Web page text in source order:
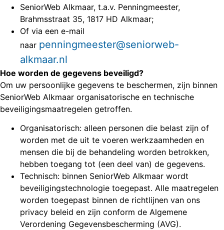
SeniorWeb Alkmaar, t.a.v. Penningmeester,
Brahmsstraat 35, 1817 HD Alkmaar;
Of via een e-mail
naar penningmeester@seniorweb-
alkmaar.nl
Hoe worden de gegevens beveiligd?
Om uw persoonlijke gegevens te beschermen, zijn binnen
SeniorWeb Alkmaar organisatorische en technische
beveiligingsmaatregelen getroffen.
Organisatorisch: alleen personen die belast zijn of
worden met de uit te voeren werkzaamheden en
mensen die bij de behandeling worden betrokken,
hebben toegang tot (een deel van) de gegevens.
Technisch: binnen SeniorWeb Alkmaar wordt
beveiligingstechnologie toegepast. Alle maatregelen
worden toegepast binnen de richtlijnen van ons
privacy beleid en zijn conform de Algemene
Verordening Gegevensbescherming (AVG).